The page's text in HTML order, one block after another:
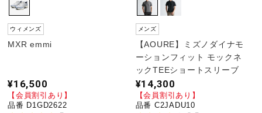
ウィメンズ
MXR emmi
¥16,500
【会員割引あり】
品番 D1GD2622
メンズ
【AOURE】ミズノダイナモ
ーションフィット モックネ
ックTEEショートスリーブ
¥14,300
【会員割引あり】
品番 C2JADU10